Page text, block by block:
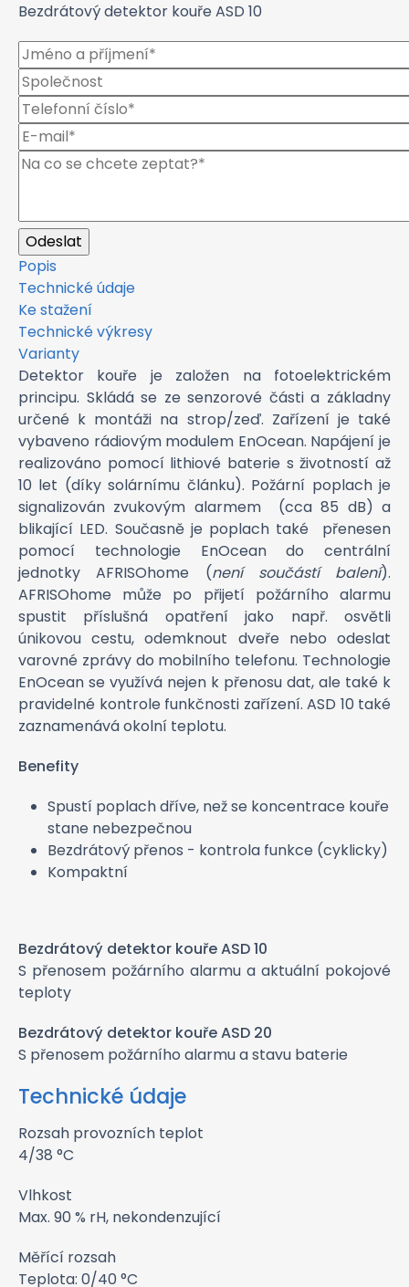
Bezdrátový detektor kouře ASD 10
Popis
Technické údaje
Ke stažení
Technické výkresy
Varianty
Detektor kouře je založen na fotoelektrickém
principu. Skládá se ze senzorové části a základny
určené k montáži na strop/zeď. Zařízení je také
vybaveno rádiovým modulem EnOcean. Napájení je
realizováno pomocí lithiové baterie s životností až
10 let (díky solárnímu článku). Požární poplach je
signalizován zvukovým alarmem (cca 85 dB) a
blikající LED. Současně je poplach také přenesen
pomocí technologie EnOcean do centrální
jednotky AFRISOhome (není součástí balení).
AFRISOhome může po přijetí požárního alarmu
spustit příslušná opatření jako např. osvětli
únikovou cestu, odemknout dveře nebo odeslat
varovné zprávy do mobilního telefonu. Technologie
EnOcean se využívá nejen k přenosu dat, ale také k
pravidelné kontrole funkčnosti zařízení. ASD 10 také
zaznamenává okolní teplotu.
Benefity
Spustí poplach dříve, než se koncentrace kouře
stane nebezpečnou
Bezdrátový přenos - kontrola funkce (cyklicky)
Kompaktní
Bezdrátový detektor kouře ASD 10
S přenosem požárního alarmu a aktuální pokojové
teploty
Bezdrátový detektor kouře ASD 20
S přenosem požárního alarmu a stavu baterie
Technické údaje
Rozsah provozních teplot
4/38 °C
Vlhkost
Max. 90 % rH, nekondenzující
Měřící rozsah
Teplota: 0/40 °C